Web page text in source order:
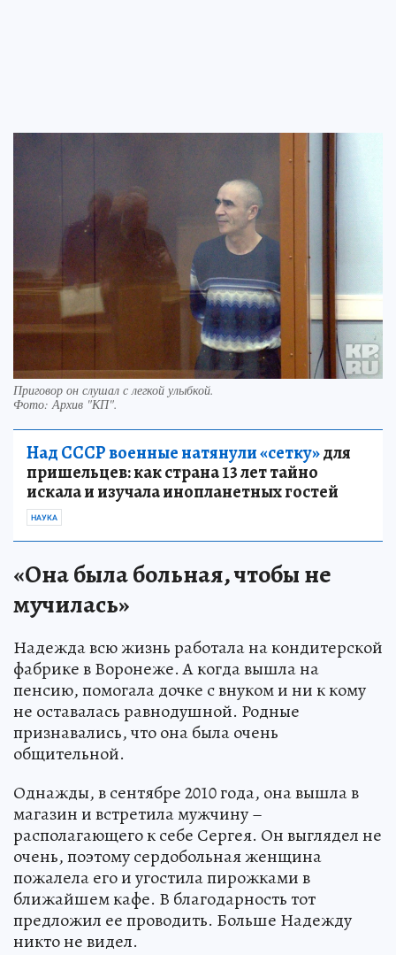
Приговор он слушал с легкой улыбкой.
Фото:Архив "КП".
Над СССР военные натянули «сетку»для
пришельцев: как страна 13 лет тайно
искала и изучала инопланетных гостей
НАУКА
«Она была больная, чтобы не
мучилась»
Надежда всю жизнь работала на кондитерской
фабрике в Воронеже. А когда вышла на
пенсию, помогала дочке с внуком и ни к кому
не оставалась равнодушной. Родные
признавались, что она была очень
общительной.
Однажды, в сентябре 2010 года, она вышла в
магазин и встретила мужчину –
располагающего к себе Сергея. Он выглядел не
очень, поэтому сердобольная женщина
пожалела его и угостила пирожками в
ближайшем кафе. В благодарность тот
предложил ее проводить. Больше Надежду
никто не видел.